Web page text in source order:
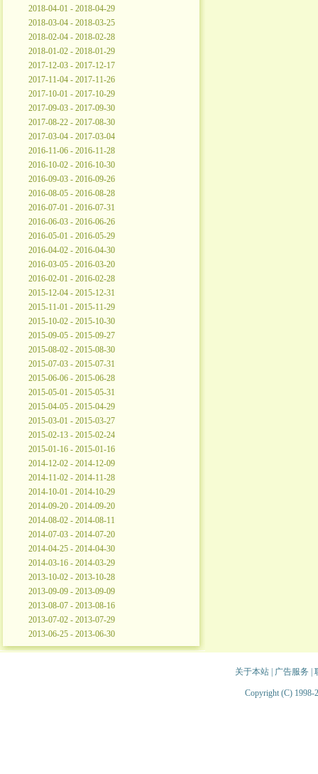
2018-04-01 - 2018-04-29
2018-03-04 - 2018-03-25
2018-02-04 - 2018-02-28
2018-01-02 - 2018-01-29
2017-12-03 - 2017-12-17
2017-11-04 - 2017-11-26
2017-10-01 - 2017-10-29
2017-09-03 - 2017-09-30
2017-08-22 - 2017-08-30
2017-03-04 - 2017-03-04
2016-11-06 - 2016-11-28
2016-10-02 - 2016-10-30
2016-09-03 - 2016-09-26
2016-08-05 - 2016-08-28
2016-07-01 - 2016-07-31
2016-06-03 - 2016-06-26
2016-05-01 - 2016-05-29
2016-04-02 - 2016-04-30
2016-03-05 - 2016-03-20
2016-02-01 - 2016-02-28
2015-12-04 - 2015-12-31
2015-11-01 - 2015-11-29
2015-10-02 - 2015-10-30
2015-09-05 - 2015-09-27
2015-08-02 - 2015-08-30
2015-07-03 - 2015-07-31
2015-06-06 - 2015-06-28
2015-05-01 - 2015-05-31
2015-04-05 - 2015-04-29
2015-03-01 - 2015-03-27
2015-02-13 - 2015-02-24
2015-01-16 - 2015-01-16
2014-12-02 - 2014-12-09
2014-11-02 - 2014-11-28
2014-10-01 - 2014-10-29
2014-09-20 - 2014-09-20
2014-08-02 - 2014-08-11
2014-07-03 - 2014-07-20
2014-04-25 - 2014-04-30
2014-03-16 - 2014-03-29
2013-10-02 - 2013-10-28
2013-09-09 - 2013-09-09
2013-08-07 - 2013-08-16
2013-07-02 - 2013-07-29
2013-06-25 - 2013-06-30
关于本站| 广告服务
Copyright (C) 1998-